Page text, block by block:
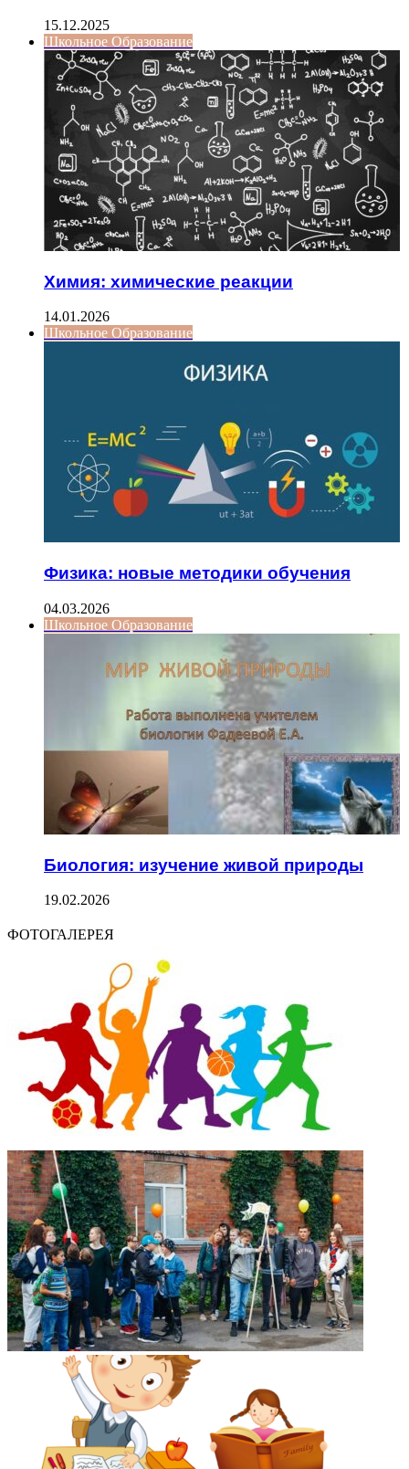
15.12.2025
Школьное Образование
Химия: химические реакции
14.01.2026
Школьное Образование
Физика: новые методики обучения
04.03.2026
Школьное Образование
Биология: изучение живой природы
19.02.2026
ФОТОГАЛЕРЕЯ